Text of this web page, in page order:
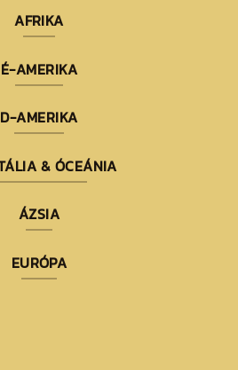
AFRIKA
É-AMERIKA
D-AMERIKA
& ÓCEÁNIA
ÁZSIA
EURÓPA